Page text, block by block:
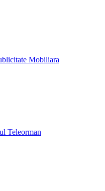
Mobiliara
Teleorman